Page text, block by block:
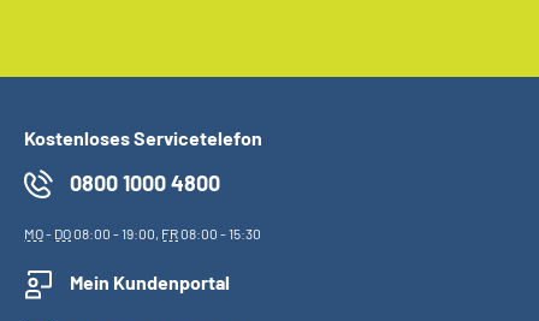
Kostenloses Servicetelefon
0800 1000 4800
MO- DO08:00 - 19:00, FR08:00 - 15:30
Mein Kundenportal